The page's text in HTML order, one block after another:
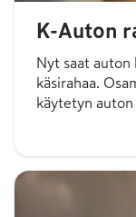
K-Auton
Nyt saat auton
käsirahaa.
käytetyn